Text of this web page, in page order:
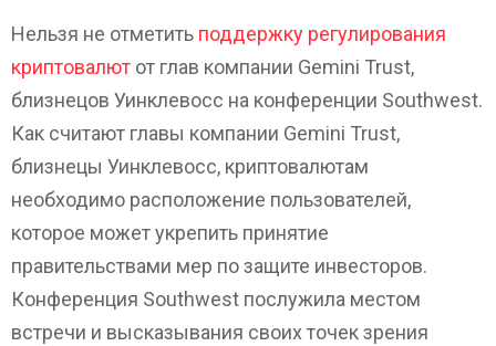
Нельзя не отметить поддержку регулирования
криптовалют от глав компании Gemini Trust,
близнецов Уинклевосс на конференции Southwest.
Как считают главы компании Gemini Trust,
близнецы Уинклевосс, криптовалютам
необходимо расположение пользователей,
которое может укрепить принятие
правительствами мер по защите инвесторов.
Конференция Southwest послужила местом
встречи и высказывания своих точек зрения